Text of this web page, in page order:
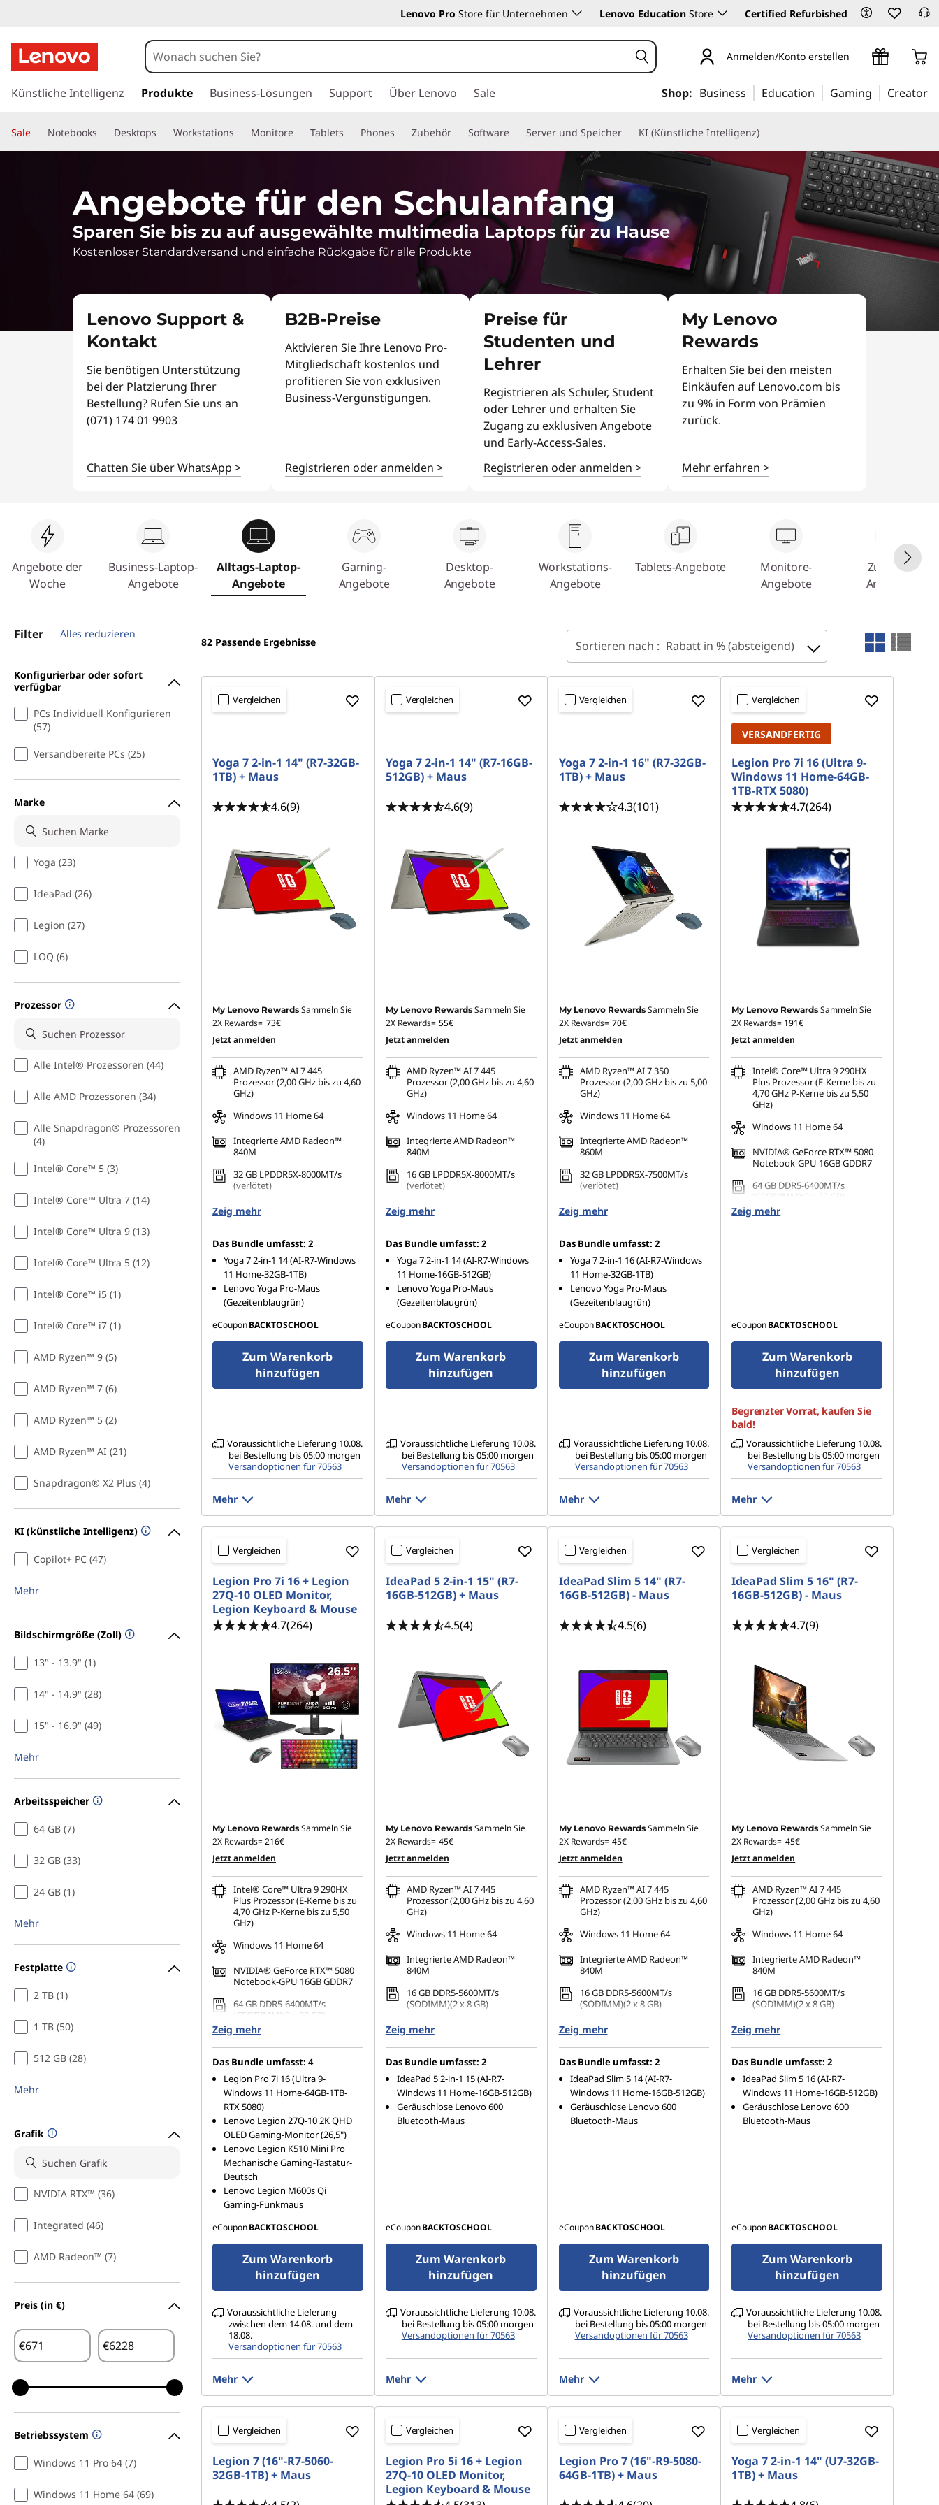
a
p
o
A
Lenovo Pro Store für Unternehmen Lenovo Education Store Certified Refurbished
u
a
u
Anmelden/Konto erstellen
Künstliche Intelligenz Produkte Business-Lösungen Support Über Lenovo Sale Shop: Business Education Gaming Creator
Sale Notebooks Desktops Workstations Monitore Tablets Phones Zubehör Software Server und Speicher KI (Künstliche Intelligenz)
Angebote für den Schulanfang
Sparen Sie bis zu auf ausgewählte multimedia Laptops für zu Hause
Kostenloser Standardversand und einfache Rückgabe für alle Produkte
Lenovo Support &
Kontakt
Sie benötigen Unterstützung
bei der Platzierung Ihrer
Bestellung? Rufen Sie uns an
(071) 174 01 9903
Chatten Sie über WhatsApp >
B2B-Preise
Aktivieren Sie Ihre Lenovo Pro-
Mitgliedschaft kostenlos und
profitieren Sie von exklusiven
Business-Vergünstigungen.
Registrieren oder anmelden >
Preise für
Studenten und
Lehrer
Registrieren als Schüler, Student
oder Lehrer und erhalten Sie
Zugang zu exklusiven Angebote
und Early-Access-Sales.
Registrieren oder anmelden >
My Lenovo
Rewards
Erhalten Sie bei den meisten
Einkäufen auf Lenovo.com bis
zu 9% in Form von Prämien
zurück.
Mehr erfahren >
Angebote der
Woche
Business-Laptop-
Angebote
Alltags-Laptop-
Angebote
Gaming-
Angebote
Desktop-
Angebote
Workstations-
Angebote
Tablets-Angebote
Monitore-
Angebote
Zubehör-
Angebote
Filter Alles reduzieren
Konfigurierbar oder sofort
verfügbar
PCs Individuell Konfigurieren
(57)
Versandbereite PCs (25)
Marke
Yoga (23)
IdeaPad (26)
Legion (27)
LOQ (6)
Prozessor
Alle Intel® Prozessoren (44)
Alle AMD Prozessoren (34)
Alle Snapdragon® Prozessoren
(4)
Intel® Core™ 5 (3)
Intel® Core™ Ultra 7 (14)
Intel® Core™ Ultra 9 (13)
Intel® Core™ Ultra 5 (12)
Intel® Core™ i5 (1)
Intel® Core™ i7 (1)
AMD Ryzen™ 9 (5)
AMD Ryzen™ 7 (6)
AMD Ryzen™ 5 (2)
AMD Ryzen™ AI (21)
Snapdragon® X2 Plus (4)
KI (künstliche Intelligenz)
Copilot+ PC (47)
Mehr
Bildschirmgröße (Zoll)
13" - 13.9" (1)
14" - 14.9" (28)
15" - 16.9" (49)
Mehr
Arbeitsspeicher
64 GB (7)
32 GB (33)
24 GB (1)
Mehr
Festplatte
2 TB (1)
1 TB (50)
512 GB (28)
Mehr
Grafik
NVIDIA RTX™ (36)
Integrated (46)
AMD Radeon™ (7)
Preis (in €)
€ €
Betriebssystem
Windows 11 Pro 64 (7)
Windows 11 Home 64 (69)
82 Passende Ergebnisse Sortieren nach : Rabatt in % (absteigend)
Vergleichen
Yoga 7 2-in-1 14" (R7-32GB-
1TB) + Maus
4.6(9)
My Lenovo Rewards Sammeln Sie
2X Rewards= 73€
Jetzt anmelden
AMD Ryzen™ AI 7 445
Prozessor (2,00 GHz bis zu 4,60
GHz)
Windows 11 Home 64
Integrierte AMD Radeon™
840M
32 GB LPDDR5X-8000MT/s
(verlötet)
1 TB SSD M.2 2242 PCIe 4.0 QLC
14" 2,8K (2880 x 1800), OLED,
spiegelnd, Touch, HDR 1000
True Black, 100% DCI-P3, 1100
cd/m² (HDR maximal)/500
cd/m² (SDR normaler Einsatz),
120 Hz, glas
Zeig mehr
Das Bundle umfasst: 2
Yoga 7 2-in-1 14 (AI-R7-Windows
11 Home-32GB-1TB)
Lenovo Yoga Pro-Maus
(Gezeitenblaugrün)
eCouponBACKTOSCHOOL
Zum Warenkorb
hinzufügen
Voraussichtliche Lieferung 10.08.
bei Bestellung bis 05:00 morgen
Versandoptionen für 70563
Mehr
Vergleichen
Yoga 7 2-in-1 14" (R7-16GB-
512GB) + Maus
4.6(9)
My Lenovo Rewards Sammeln Sie
2X Rewards= 55€
Jetzt anmelden
AMD Ryzen™ AI 7 445
Prozessor (2,00 GHz bis zu 4,60
GHz)
Windows 11 Home 64
Integrierte AMD Radeon™
840M
16 GB LPDDR5X-8000MT/s
(verlötet)
512 GB SSD M.2 2242 PCIe 4.0
QLC
14" WUXGA (1920 x 1200),
500 True Black, 100% DCI-P3,
400 cd/m², 60 Hz, glas
Zeig mehr
Das Bundle umfasst: 2
Yoga 7 2-in-1 14 (AI-R7-Windows
11 Home-16GB-512GB)
Lenovo Yoga Pro-Maus
(Gezeitenblaugrün)
eCouponBACKTOSCHOOL
Zum Warenkorb
hinzufügen
Voraussichtliche Lieferung 10.08.
bei Bestellung bis 05:00 morgen
Versandoptionen für 70563
Mehr
Vergleichen
Yoga 7 2-in-1 16" (R7-32GB-
1TB) + Maus
4.3(101)
My Lenovo Rewards Sammeln Sie
2X Rewards= 70€
Jetzt anmelden
AMD Ryzen™ AI 7 350
Prozessor (2,00 GHz bis zu 5,00
GHz)
Windows 11 Home 64
Integrierte AMD Radeon™
860M
32 GB LPDDR5X-7500MT/s
(verlötet)
1 TB SSD M.2 2242 PCIe 4.0 TLC
16" 2,8K (2880 x 1800), OLED,
spiegelnd, Touch, HDR 1000
True Black, 100% DCI-P3, 500
cd/m², 120 Hz, glas
Zeig mehr
Das Bundle umfasst: 2
Yoga 7 2-in-1 16 (AI-R7-Windows
11 Home-32GB-1TB)
Lenovo Yoga Pro-Maus
(Gezeitenblaugrün)
eCoupon BACKTOSCHOOL
Zum Warenkorb
hinzufügen
Voraussichtliche Lieferung 10.08.
bei Bestellung bis 05:00 morgen
Versandoptionen für 70563
Mehr
Vergleichen
VERSANDFERTIG
Legion Pro 7i 16 (Ultra 9-
Windows 11 Home-64GB-
1TB-RTX 5080)
4.7(264)
My Lenovo Rewards Sammeln Sie
2X Rewards= 191€
Jetzt anmelden
Intel® Core™ Ultra 9 290HX
Plus Prozessor (E-Kerne bis zu
4,70 GHz P-Kerne bis zu 5,50
GHz)
Windows 11 Home 64
NVIDIA® GeForce RTX™ 5080
Notebook-GPU 16GB GDDR7
64 GB DDR5-6400MT/s
(CSODIMM)(2 x 32 GB)
1 TB SSD M.2 2280 PCIe 5.0
Zeig mehr
eCouponBACKTOSCHOOL
Zum Warenkorb
hinzufügen
Begrenzter Vorrat, kaufen Sie
bald!
Voraussichtliche Lieferung 10.08.
bei Bestellung bis 05:00 morgen
Versandoptionen für 70563
Mehr
Vergleichen
Legion Pro 7i 16 + Legion
27Q-10 OLED Monitor,
Legion Keyboard & Mouse
4.7(264)
My Lenovo Rewards Sammeln Sie
2X Rewards=216€
Jetzt anmelden
Intel® Core™ Ultra 9 290HX
Plus Prozessor (E-Kerne bis zu
4,70 GHz P-Kerne bis zu 5,50
GHz)
Windows 11 Home 64
NVIDIA® GeForce RTX™ 5080
Notebook-GPU 16GB GDDR7
64 GB DDR5-6400MT/s
(CSODIMM)(2 x 32 GB)
1 TB SSD M.2 2280 PCIe 5.0
Performance TLC
OLED, spiegelnd, Non-Touch,
HDR 1000 True Black, 100%
DCI-P3, 500 cd/m², 240 Hz, Low
Blue Light
Zeig mehr
Das Bundle umfasst: 4
Legion Pro 7i 16 (Ultra 9-
Windows 11 Home-64GB-1TB-
RTX 5080)
Lenovo Legion 27Q-10 2K QHD
OLED Gaming-Monitor (26,5")
Lenovo Legion K510 Mini Pro
Mechanische Gaming-Tastatur-
Deutsch
Lenovo Legion M600s Qi
Gaming-Funkmaus
eCouponBACKTOSCHOOL
Zum Warenkorb
hinzufügen
Voraussichtliche Lieferung
zwischen dem 14.08. und dem
18.08.
Versandoptionen für 70563
Mehr
Vergleichen
IdeaPad 5 2-in-1 15" (R7-
16GB-512GB) + Maus
4.5(4)
My Lenovo Rewards Sammeln Sie
2X Rewards= 45€
Jetzt anmelden
AMD Ryzen™ AI 7 445
Prozessor (2,00 GHz bis zu 4,60
GHz)
Windows 11 Home 64
Integrierte AMD Radeon™
840M
16 GB DDR5-5600MT/s
(SODIMM)(2 x 8 GB)
512 GB SSD M.2 2242 PCIe 4.0
QLC
15,3" WUXGA (1920 x 1200),
NTSC, 400 cd/m², 60 Hz, glas
Zeig mehr
Das Bundle umfasst: 2
IdeaPad 5 2-in-1 15 (AI-R7-
Windows 11 Home-16GB-512GB)
Geräuschlose Lenovo 600
Bluetooth-Maus
eCouponBACKTOSCHOOL
Zum Warenkorb
hinzufügen
Voraussichtliche Lieferung 10.08.
bei Bestellung bis 05:00 morgen
Versandoptionen für 70563
Mehr
Vergleichen
IdeaPad Slim 5 14" (R7-
16GB-512GB) - Maus
4.5(6)
My Lenovo Rewards Sammeln Sie
2X Rewards= 45€
Jetzt anmelden
AMD Ryzen™ AI 7 445
Prozessor (2,00 GHz bis zu 4,60
GHz)
Windows 11 Home 64
Integrierte AMD Radeon™
840M
16 GB DDR5-5600MT/s
(SODIMM)(2 x 8 GB)
512 GB SSD M.2 2242 PCIe 4.0
QLC
14" WUXGA (1920 x 1200),
HDR 500 True Black, 100% DCI-
P3, 400 cd/m², 60 Hz
Zeig mehr
Das Bundle umfasst: 2
IdeaPad Slim 5 14 (AI-R7-
Windows 11 Home-16GB-512GB)
Geräuschlose Lenovo 600
Bluetooth-Maus
eCoupon BACKTOSCHOOL
Zum Warenkorb
hinzufügen
Voraussichtliche Lieferung 10.08.
bei Bestellung bis 05:00 morgen
Versandoptionen für 70563
Mehr
Vergleichen
IdeaPad Slim 5 16" (R7-
16GB-512GB) - Maus
4.7(9)
My Lenovo Rewards Sammeln Sie
2X Rewards= 45€
Jetzt anmelden
AMD Ryzen™ AI 7 445
Prozessor (2,00 GHz bis zu 4,60
GHz)
Windows 11 Home 64
Integrierte AMD Radeon™
840M
16 GB DDR5-5600MT/s
(SODIMM)(2 x 8 GB)
512 GB SSD M.2 2242 PCIe 4.0
QLC
16" WUXGA (1920 x 1200),
100% DCI-P3, 300 cd/m², 60 Hz
Zeig mehr
Das Bundle umfasst: 2
IdeaPad Slim 5 16 (AI-R7-
Windows 11 Home-16GB-512GB)
Geräuschlose Lenovo 600
Bluetooth-Maus
eCouponBACKTOSCHOOL
Zum Warenkorb
hinzufügen
Voraussichtliche Lieferung 10.08.
bei Bestellung bis 05:00 morgen
Versandoptionen für 70563
Mehr
Vergleichen
Legion 7 (16"-R7-5060-
32GB-1TB) + Maus
Vergleichen
Legion Pro 5i 16 + Legion
27Q-10 OLED Monitor,
Legion Keyboard & Mouse
Vergleichen
Legion Pro 7 (16"-R9-5080-
64GB-1TB) + Maus
Vergleichen
Yoga 7 2-in-1 14" (U7-32GB-
1TB) + Maus